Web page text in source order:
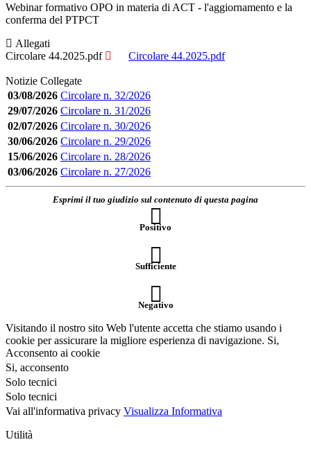
Webinar formativo OPO in materia di ACT - l'aggiornamento e la
conferma del PTPCT
Allegati
Circolare 44.2025.pdf
Circolare 44.2025.pdf
Notizie Collegate
03/08/2026 Circolare n. 32/2026
29/07/2026 Circolare n. 31/2026
02/07/2026 Circolare n. 30/2026
30/06/2026 Circolare n. 29/2026
15/06/2026 Circolare n. 28/2026
03/06/2026 Circolare n. 27/2026
Esprimi il tuo giudizio sul contenuto di questa pagina
Positivo
Sufficiente
Negativo
Visitando il nostro sito Web l'utente accetta che stiamo usando i
cookie per assicurare la migliore esperienza di navigazione. Si,
Acconsento ai cookie
Si, acconsento
Solo tecnici
Solo tecnici
Vai all'informativa privacy Visualizza Informativa
Utilità